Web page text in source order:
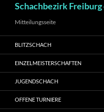
Schachbezirk Freiburg
Mitteilungsseite
BLITZSCHACH
EINZELMEISTERSCHAFTEN
JUGENDSCHACH
OFFENE TURNIERE